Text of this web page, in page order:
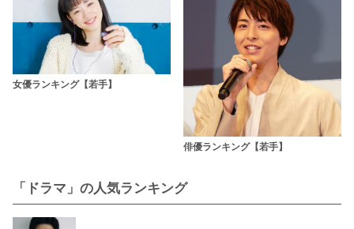
女優ランキング【若手】
俳優ランキング【若手】
「ドラマ」の人気ランキング